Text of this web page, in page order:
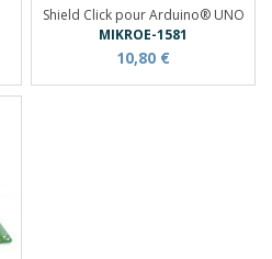
Shield Click pour Arduino® UNO
MIKROE-1581
10,80 €